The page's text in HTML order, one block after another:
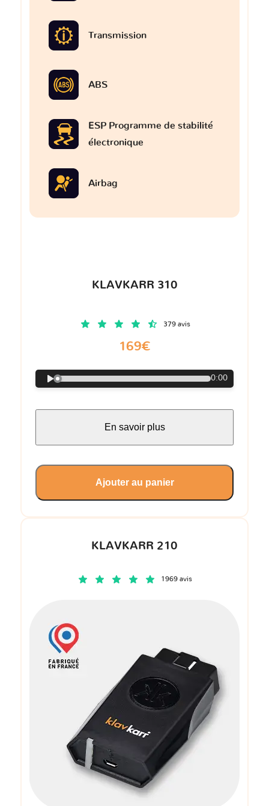
KLAVKARR 210
1969 avis
Transmission
ABS
ESP Programme de stabilité
électronique
Airbag
KLAVKARR 310
379 avis
169€
0:00
En savoir plus
Ajouter au panier